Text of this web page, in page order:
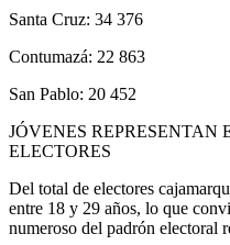
Santa Cruz: 34 376
Contumazá: 22 863
San Pablo: 20 452
JÓVENES REPRESENTAN
ELECTORES
Del total de electores
entre 18 y 29 años, lo que
numeroso del padrón electoral